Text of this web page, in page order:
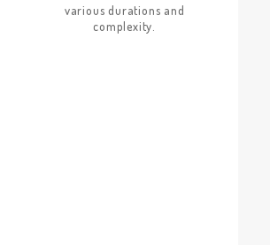
various durations and
complexity.